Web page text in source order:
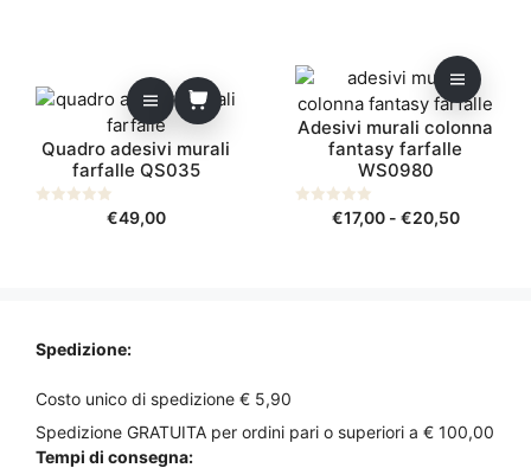
scelte
nella
del
prodotto
Quadro adesivi murali
farfalle QS035
€49,00
Adesivi murali colonna
fantasy farfalle
WS0980
€17,00 - €20,50Fascia
Questo
prodotto
ha
Le
Spedizione:
Costo unico di spedizione € 5,90
Spedizione GRATUITA per ordini pari o superiori a € 100,00
Tempi di consegna: